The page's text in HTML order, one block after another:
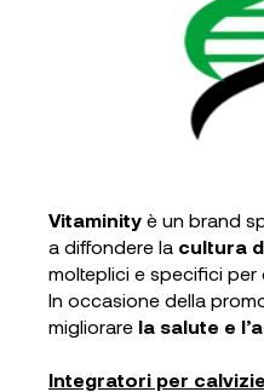
Vitaminity è un brand
a diffondere la cultura
molteplici e specifici per
In occasione della
migliorare la salute e
Integratori per